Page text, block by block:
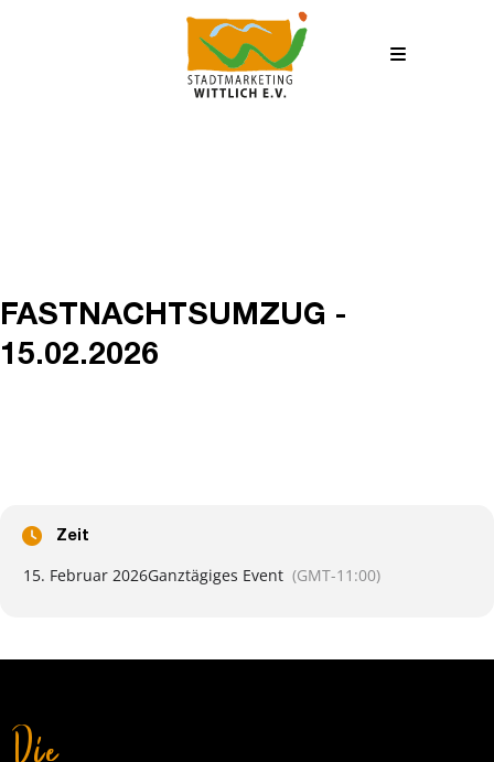
FASTNACHTSUMZUG -
15.02.2026
Zeit
15. Februar 2026Ganztägiges Event (GMT-11:00)